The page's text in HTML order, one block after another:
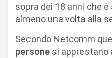
sopra dei 18 anni che
almeno una volta alla
Secondo Netcomm
persone si apprestano